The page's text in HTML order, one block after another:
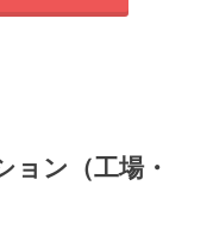
ン（工場・